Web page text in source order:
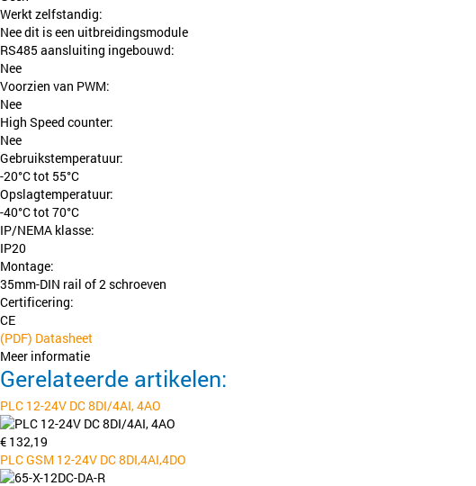
Werkt zelfstandig:
Nee dit is een uitbreidingsmodule
RS485 aansluiting ingebouwd:
Nee
Voorzien van PWM:
Nee
High Speed counter:
Nee
Gebruikstemperatuur:
-20°C tot 55°C
Opslagtemperatuur:
-40°C tot 70°C
IP/NEMA klasse:
IP20
Montage:
35mm-DIN rail of 2 schroeven
Certificering:
CE
(PDF) Datasheet
Meer informatie
Gerelateerde artikelen:
PLC 12-24V DC 8DI/4AI, 4AO
€ 132,19
PLC GSM 12-24V DC 8DI,4AI,4DO